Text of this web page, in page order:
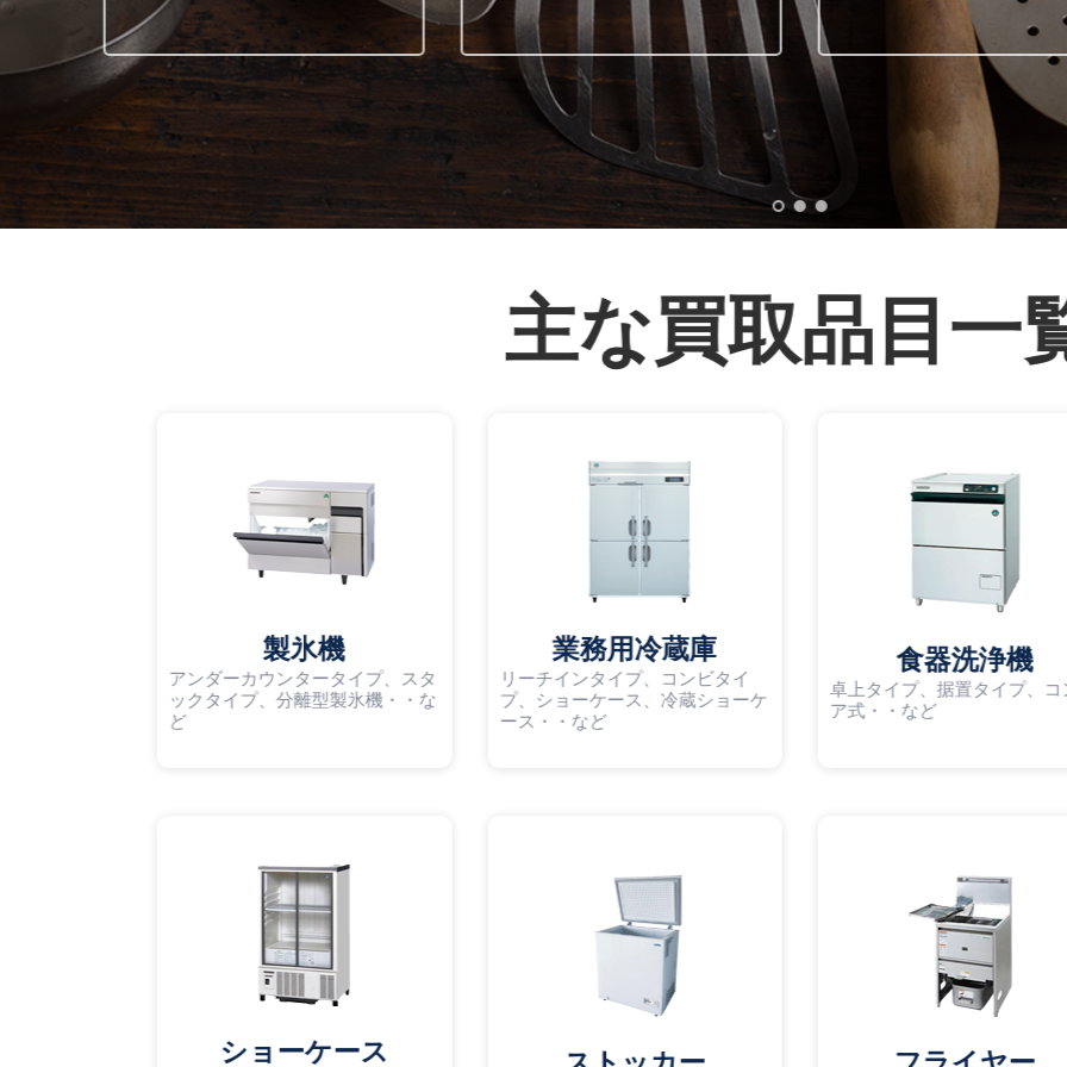
主な買取品目一
製氷機
アンダーカウンタータイプ、スタ
ックタイプ、分離型製氷機・・な
ど
業務用冷蔵庫
リーチインタイプ、コンビタイ
プ、ショーケース、冷蔵ショーケ
ース・・など
食器洗浄機
卓上タイプ、据置タイプ、コ
ア式・・など
ショーケース